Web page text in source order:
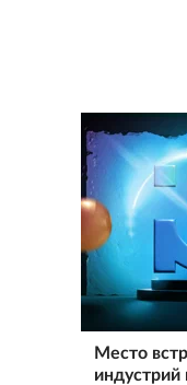
Место
индустрий